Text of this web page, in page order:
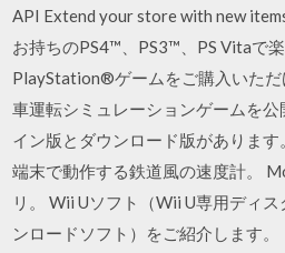
API Extend your store with new
お持ちのPS4™、PS3™、PS Vitaで
PlayStation®ゲームをご購入いた
車運転シミュレーションゲームを
イン版とダウンロード版があります
端末で動作する鉄道風の速度計。
リ。 Wii Uソフト（Wii U専用ディ
ンロードソフト）をご紹介します